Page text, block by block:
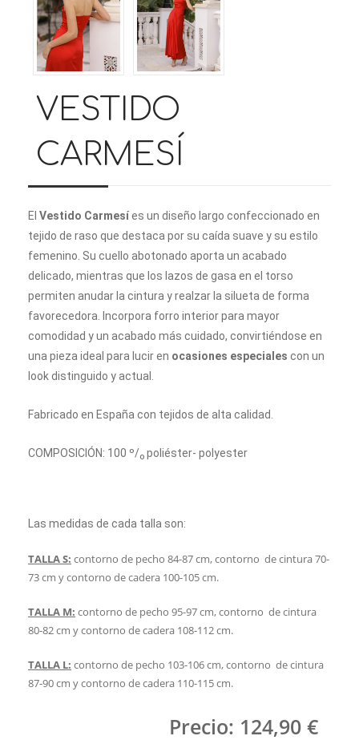
VESTIDO
CARMESÍ
El Vestido Carmesíes un diseño largo confeccionado en
tejido de raso que destaca por su caída suave y su estilo
femenino. Su cuello abotonado aporta un acabado
delicado, mientras que los lazos de gasa en el torso
permiten anudar la cintura y realzar la silueta de forma
favorecedora. Incorpora forro interior para mayor
comodidad y un acabado más cuidado, convirtiéndose en
una pieza ideal para lucir en ocasiones especiales con un
look distinguido y actual.
Fabricado en España con tejidos de alta calidad.
COMPOSICIÓN: 100 º/ₒ poliéster- polyester
Las medidas de cada talla son:
TALLA S: contorno de pecho 84-87 cm, contorno de cintura 70-
73 cm y contorno de cadera 100-105 cm.
TALLA M: contorno de pecho 95-97 cm, contorno de cintura
80-82 cm y contorno de cadera 108-112 cm.
TALLA L: contorno de pecho 103-106 cm, contorno de cintura
87-90 cm y contorno de cadera 110-115 cm.
Precio: 124,90 €